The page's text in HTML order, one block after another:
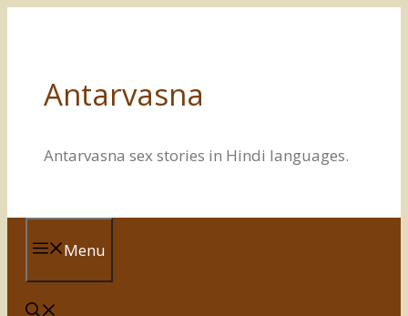
Antarvasna
Antarvasna sex stories in Hindi languages.
Menu